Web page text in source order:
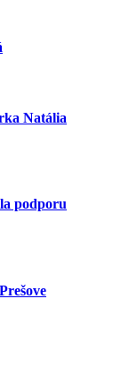
Natália
podporu